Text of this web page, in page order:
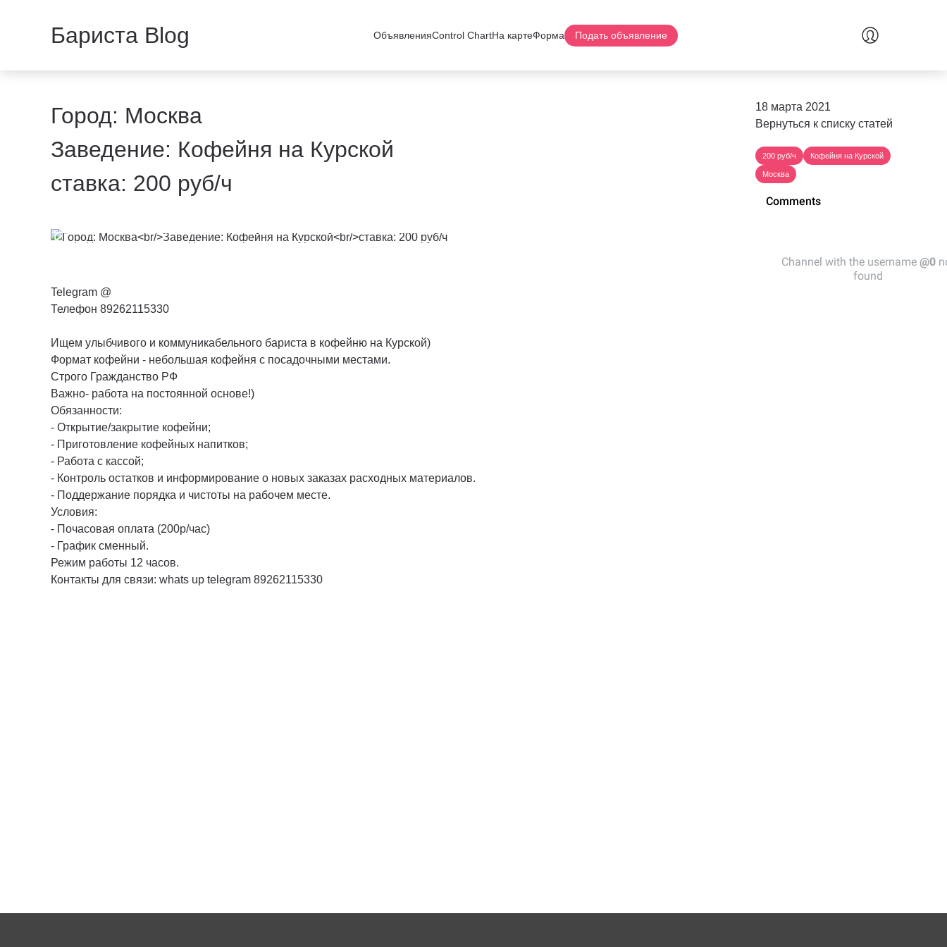
Бариста Blog ОбъявленияControl ChartНа картеФорма Подать объявление
Город: Москва
Заведение: Кофейня на Курской
ставка: 200 руб/ч
Telegram @
Телефон 89262115330
Ищем улыбчивого и коммуникабельного бариста в кофейню на Курской)
Формат кофейни - небольшая кофейня с посадочными местами.
Строго Гражданство РФ
Важно- работа на постоянной основе!)
Обязанности:
- Открытие/закрытие кофейни;
- Приготовление кофейных напитков;
- Работа с кассой;
- Контроль остатков и информирование о новых заказах расходных материалов.
- Поддержание порядка и чистоты на рабочем месте.
Условия:
- Почасовая оплата (200р/час)
- График сменный.
Режим работы 12 часов.
Контакты для связи: whats up telegram 89262115330
18 марта 2021
Вернуться к списку статей
200 руб/ч Кофейня на Курской
Москва